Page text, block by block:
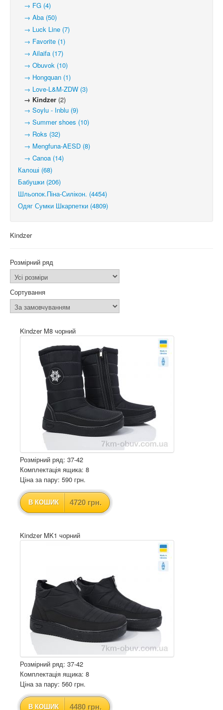
→ FG (4)
→ Aba (50)
→ Luck Line (7)
→ Favorite (1)
→ Ailaifa (17)
→ Obuvok (10)
→ Hongquan (1)
→ Love-L&M-ZDW (3)
→ Kindzer (2)
→ Soylu - Inblu (9)
→ Summer shoes (10)
→ Roks (32)
→ Mengfuna-AESD (8)
→ Canoa (14)
Калоші (68)
Бабушки (206)
Шльопок.Піна-Силікон. (4454)
Одяг Сумки Шкарпетки (4809)
Kindzer
Розмірний ряд
Сортування
Kindzer M8 чорний
Розмірний ряд: 37-42
Комплектація ящика: 8
Ціна за пару: 590 грн.
В КОШИК 4720 грн.
Kindzer MK1 чорний
Розмірний ряд: 37-42
Комплектація ящика: 8
Ціна за пару: 560 грн.
В КОШИК 4480 грн.